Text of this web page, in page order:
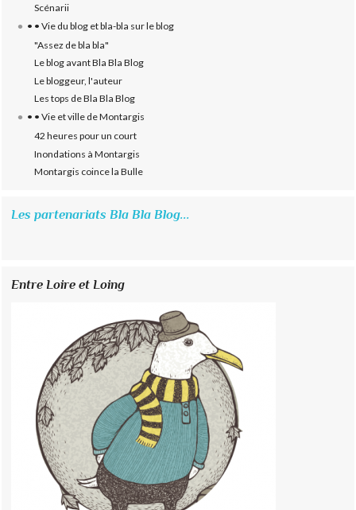
Scénarii
• • Vie du blog et bla-bla sur le blog
"Assez de bla bla"
Le blog avant Bla Bla Blog
Le bloggeur, l'auteur
Les tops de Bla Bla Blog
• • Vie et ville de Montargis
42 heures pour un court
Inondations à Montargis
Montargis coince la Bulle
Les partenariats Bla Bla Blog...
Entre Loire et Loing